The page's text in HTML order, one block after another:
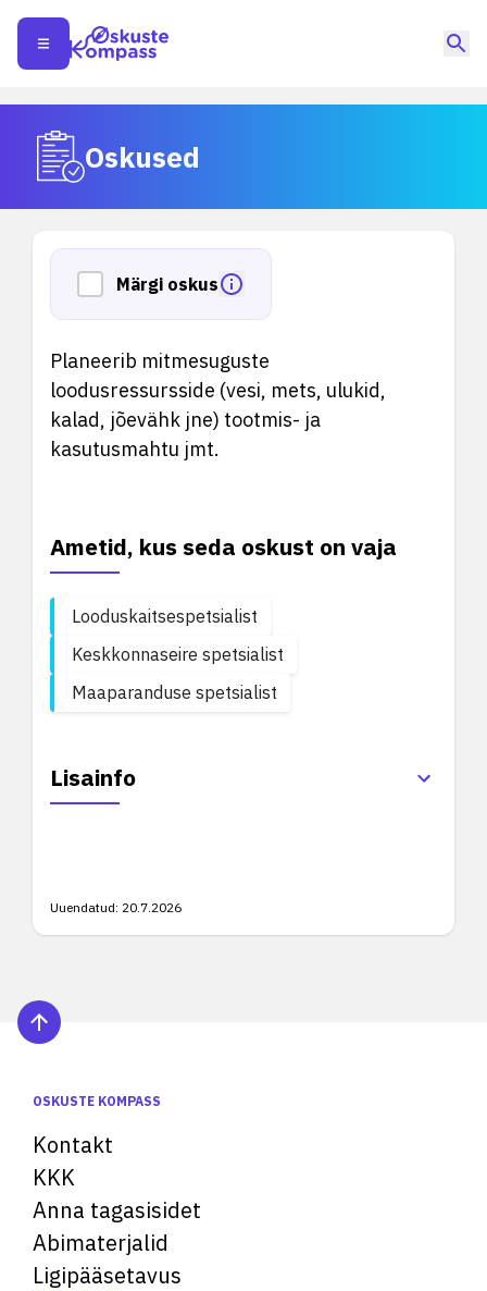
Oskused
Märgi oskus
Planeerib mitmesuguste
loodusressursside (vesi, mets, ulukid,
kalad, jõevähk jne) tootmis- ja
kasutusmahtu jmt.
Ametid, kus seda oskust on vaja
Looduskaitsespetsialist
Keskkonnaseire spetsialist
Maaparanduse spetsialist
Lisainfo
Uuendatud: 20.7.2026
OSKUSTE KOMPASS
Kontakt
KKK
Anna tagasisidet
Abimaterjalid
Ligipääsetavus